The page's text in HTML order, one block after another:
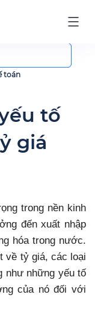
toán
tố
giá
trong nền kinh
đến xuất nhập
hóa trong nước.
về tỷ giá, các loại
như những yếu tố
của nó đối với